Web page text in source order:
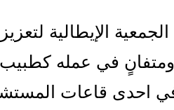
في احدى قاعات